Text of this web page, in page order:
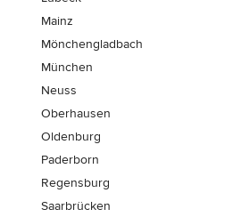
Mainz
Mönchen­gladbach
München
Neuss
Oberhausen
Oldenburg
Paderborn
Regensburg
Saarbrücken